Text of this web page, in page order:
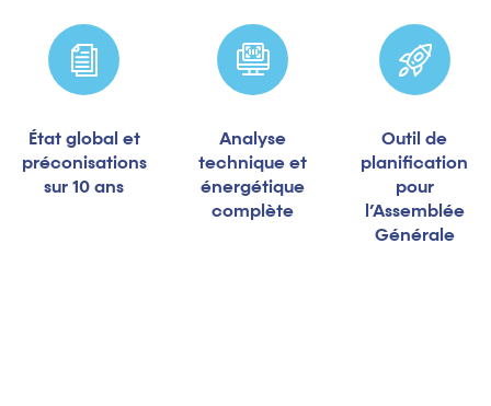
État global et
préconisations
sur 10 ans
Analyse
technique et
énergétique
complète
Outil de
planification
pour
l’Assemblée
Générale